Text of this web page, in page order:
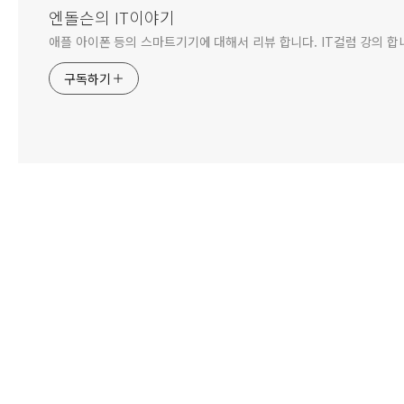
엔돌슨의 IT이야기
애플 아이폰 등의 스마트기기에 대해서 리뷰 합니다. IT컬럼 강의 합
구독하기